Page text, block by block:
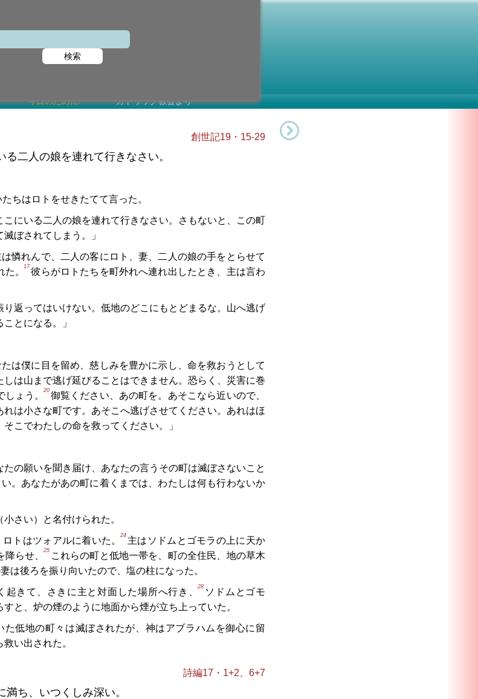
検索
今日のために! カトリック教会より
創世記19・15-29
る二人の娘を連れて行きなさい。
ちはロトをせきたてて言った。
こにいる二人の娘を連れて行きなさい。さもないと、この町
ぼされてしまう。」
憐れんで、二人の客にロト、妻、二人の娘の手をとらせて
た。
17
彼らがロトたちを町外れへ連れ出したとき、主は言わ
り返ってはいけない。低地のどこにもとどまるな。山へ逃げ
とになる。」
たは僕に目を留め、慈しみを豊かに示し、命を救おうとして
しは山まで逃げ延びることはできません。恐らく、災害に巻
しょう。
20
御覧ください、あの町を。あそこなら近いので、
は小さな町です。あそこへ逃げさせてください。あれはほ
こでわたしの命を救ってください。」
たの願いを聞き届け、あなたの言うその町は滅ぼさないこと
。あなたがあの町に着くまでは、わたしは何も行わないか
さい）と名付けられた。
トはツォアルに着いた。
24
主はソドムとゴモラの上に天か
降らせ、
25
これらの町と低地一帯を、町の全住民、地の草木
は後ろを振り向いたので、塩の柱になった。
起きて、さきに主と対面した場所へ行き、
28
ソドムとゴモ
と、炉の煙のように地面から煙が立ち上っていた。
た低地の町々は滅ぼされたが、神はアブラハムを御心に留
い出された。
詩編17・1+2、6+7
ち、いつくしみ深い。